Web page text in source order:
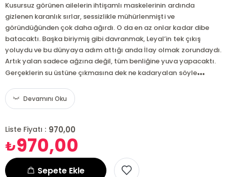
Kusursuz görünen ailelerin ihtişamlı maskelerinin ardında
gizlenen karanlık sırlar, sessizlikle mühürlenmişti ve
göründüğünden çok daha ağırdı. O da en az onlar kadar dibe
batacaktı. Başka biriymiş gibi davranmak, Leyal’in tek çıkış
yoluydu ve bu dünyaya adım attığı anda İlay olmak zorundaydı.
Artık yalan sadece ağzına değil, tüm benliğine yuva yapacaktı.
Gerçeklerin su üstüne çıkmasına dek ne kadaryalan söyle...
Devamını Oku
Liste Fiyatı : 970,00
₺970,00
Sepete Ekle